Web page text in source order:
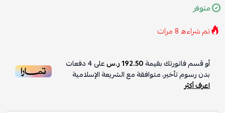
متوفر
تم شراءه8مرات
أو قسم فاتورتك بقيمة192.50 ر.س على4دفعات
بدون رسوم تأخير، متوافقة مع الشريعة الإسلامية
اعرف أكثر